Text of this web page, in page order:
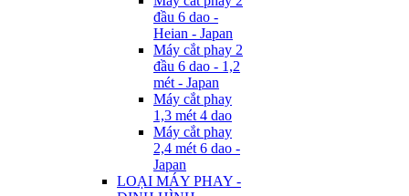
đầu 6 dao -
Heian - Japan
Máy cắt phay 2
đầu 6 dao - 1,2
mét - Japan
Máy cắt phay
1,3 mét 4 dao
Máy cắt phay
2,4 mét 6 dao -
Japan
LOẠI MÁY PHAY -